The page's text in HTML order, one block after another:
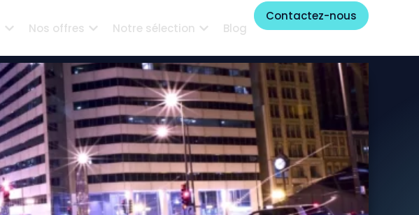
Nos offres Notre sélection Blog
Contactez-nous